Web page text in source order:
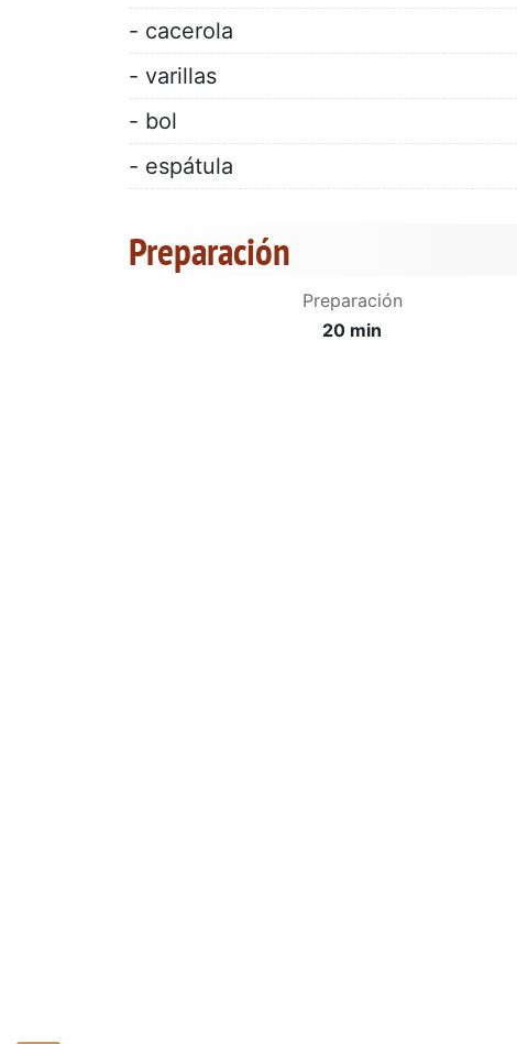
- cacerola
- varillas
- bol
- espátula
Preparación
Preparación
20 min